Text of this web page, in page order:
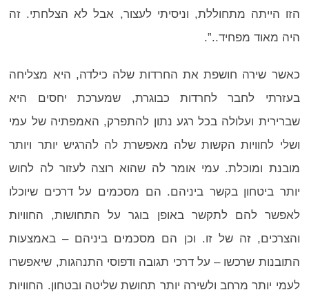
הזו הייתה מתחוללת, וניסיתי לעצור, אבל לא הצלחתי. זה
היה מאוד מפחיד..”.
כאשר שירה חושפת את החרדות שלה כילדה, היא מצליחה
בעזרתי לחבר לחרדות כבוגרת, שמערכת יחסים היא
שברירית ועלולה בכל רגע נתון להתפרק, האמפתיה של עמי
ושלי לחוויות הקשות שלה מאפשרת לה להרגיש יותר ויותר
מובנת ומוכלת. עמי אומר לה שהוא רוצה לעזור לה לחוש
יותר ביטחון בקשר ביניהם. הם מסכמים על דרכים שיוכלו
לאפשר להם לתקשר באופן בוגר על התחושות, החוויות
והצרכים, זה של זו. וכן הם מסכמים ביניהם – באמצעות
התובנות שרכשו – על דרכי תגובה ודפוסי התנהגות, שיאפשרו
לעמי יותר מרחב ולשירה יותר תחושת שליטה ובטחון. החוויות